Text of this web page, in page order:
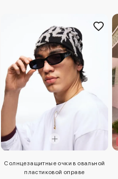
Солнцезащитные очки в овальной
пластиковой оправе